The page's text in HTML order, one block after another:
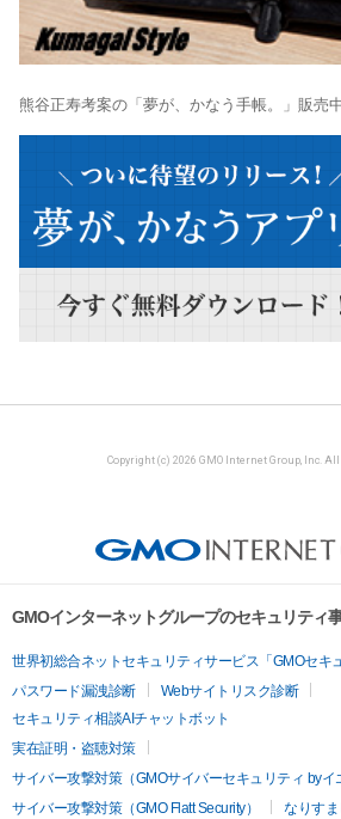
熊谷正寿考案の「夢が、かなう手帳。」販売
Copyright (c) 2026 GMO Internet Group, Inc. All
GMOインターネットグループのセキュリティ
世界初総合ネットセキュリティサービス「GMOセキ
パスワード漏洩診断
Webサイトリスク診断
セキュリティ相談AIチャットボット
実在証明・盗聴対策
サイバー攻撃対策（GMOサイバーセキュリティ byイ
サイバー攻撃対策（GMO Flatt Security）
なりす